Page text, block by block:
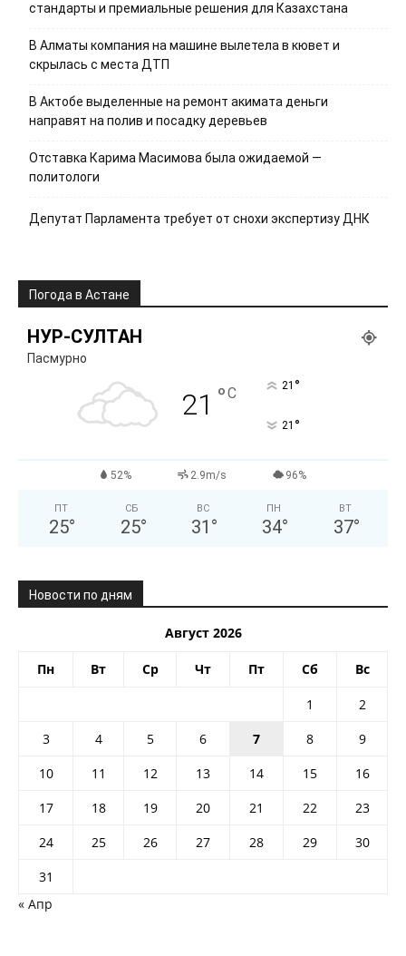
стандарты и премиальные решения для Казахстана
В Алматы компания на машине вылетела в кювет и
скрылась с места ДТП
В Актобе выделенные на ремонт акимата деньги
направят на полив и посадку деревьев
Отставка Карима Масимова была ожидаемой —
политологи
Депутат Парламента требует от снохи экспертизу ДНК
Погода в Астане
НУР-СУЛТАН
Пасмурно
21 °C 21 °
21 °
52% 2.9m/s 96%
ПТ
25°
СБ
25°
ВС
31 °
ПН
34°
ВТ
37°
Новости по дням
Август 2026
Пн Вт Ср Чт Пт Сб Вс
1
2
3
4 5 6 7 8
9
10
11 12 13 14 15
16
17
18 19 20 21 22
23
24
25 26 27 28 29
30
31
« Апр